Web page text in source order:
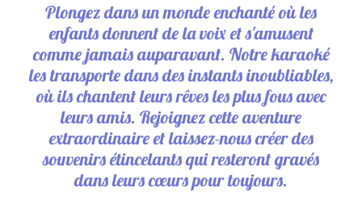
Plongez dans un monde enchanté où les
enfants donnent de la voix et s'amusent
comme jamais auparavant. Notre karaoké
les transporte dans des instants inoubliables,
où ils chantent leurs rêves les plus fous avec
leurs amis. Rejoignez cette aventure
extraordinaire et laissez-nous créer des
souvenirs étincelants qui resteront gravés
dans leurs cœurs pour toujours.